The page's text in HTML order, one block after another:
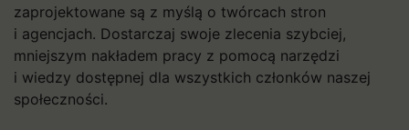
zaprojektowane są z myślą o twórcach stron
i agencjach. Dostarczaj swoje zlecenia szybciej,
mniejszym nakładem pracy z pomocą narzędzi
i wiedzy dostępnej dla wszystkich członków naszej
społeczności.